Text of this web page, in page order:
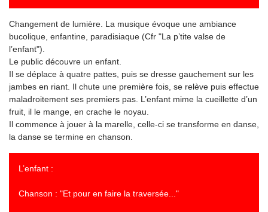
Changement de lumière. La musique évoque une ambiance
bucolique, enfantine, paradisiaque (Cfr "La p’tite valse de
l’enfant").
Le public découvre un enfant.
Il se déplace à quatre pattes, puis se dresse gauchement sur les
jambes en riant. Il chute une première fois, se relève puis effectue
maladroitement ses premiers pas. L’enfant mime la cueillette d’un
fruit, il le mange, en crache le noyau.
Il commence à jouer à la marelle, celle-ci se transforme en danse,
la danse se termine en chanson.
L’enfant :
Chanson : "Et pour en faire la traversée..."